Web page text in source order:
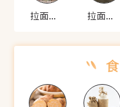
拉面说 招牌豚骨叉烧拉面 拉面说 招牌豚骨叉烧拉面